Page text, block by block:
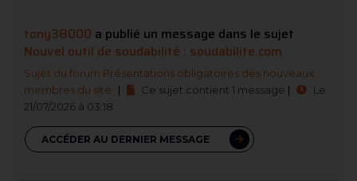
tony38000 a publié un message dans le sujet
Nouvel outil de soudabilité : soudabilite.com
Sujet du forum Présentations obligatoires des nouveaux
membres du site
| Ce sujet contient 1 message |
Le
21/07/2026 à 03:18
ACCÉDER AU DERNIER MESSAGE